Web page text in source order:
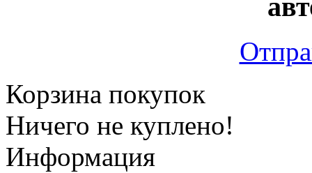
Корзина покупок
Ничего не куплено!
Информация